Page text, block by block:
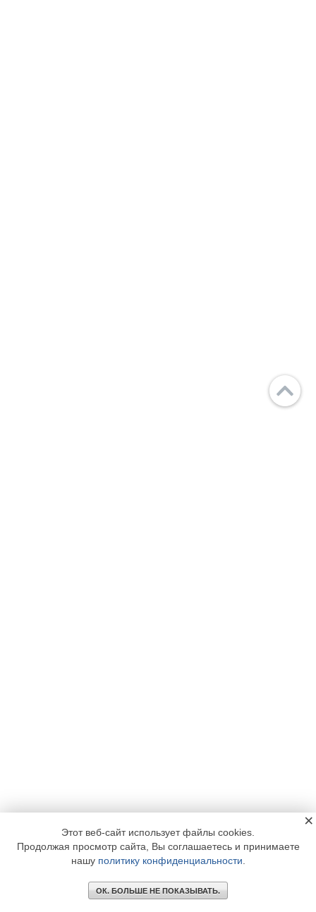
Этот веб-сайт использует файлы cookies.
Продолжая просмотр сайта, Вы соглашаетесь и принимаете
нашу политику конфиденциальности
ОК. БОЛЬШЕ НЕ ПОКАЗЫВАТЬ.
×